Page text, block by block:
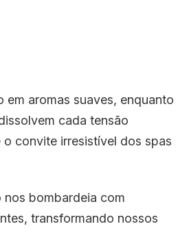
em aromas suaves, enquanto
cada tensão
o convite irresistível dos spas
nos bombardeia com
transformando nossos